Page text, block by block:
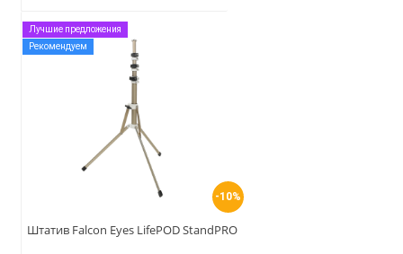
-10%
Лучшие предложения
Рекомендуем
Штатив Falcon Eyes LifePOD StandPRO